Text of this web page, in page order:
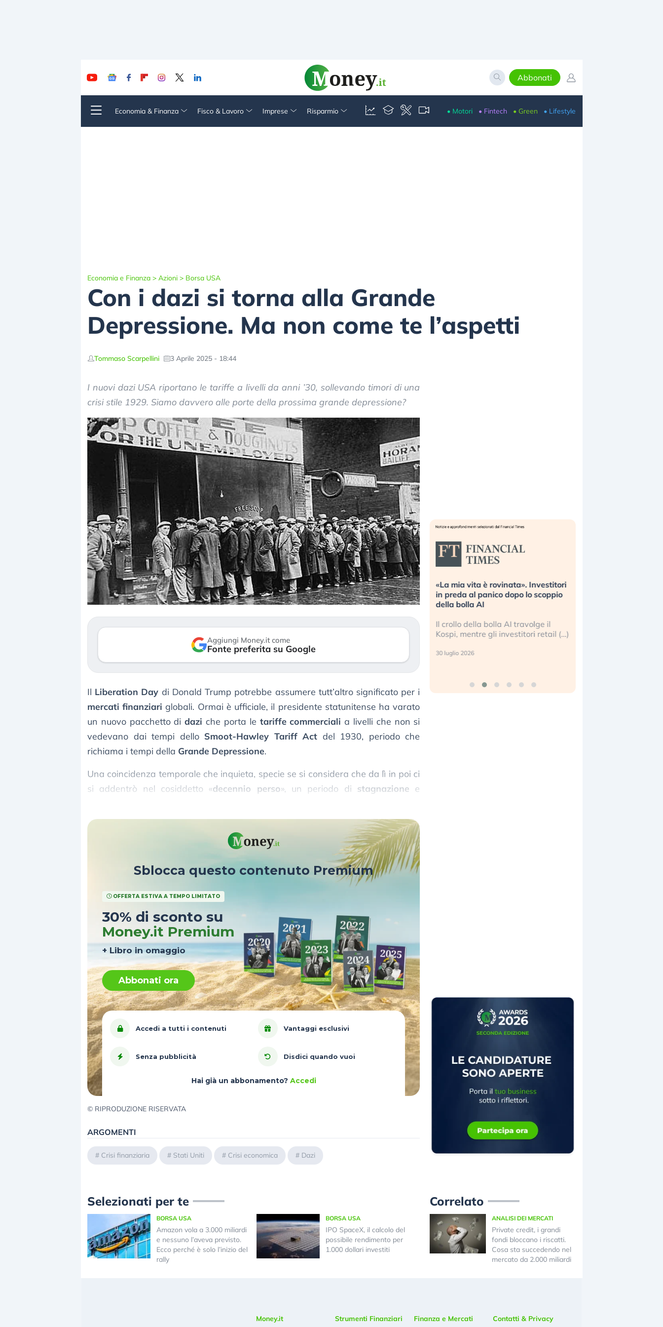
Abbonati
Economia & Finanza Fisco & Lavoro Imprese Risparmio • Motori • Fintech • Green • Lifestyle
Economia e Finanza > Azioni > Borsa USA
Con i dazi si torna alla Grande
Depressione. Ma non come te l’aspetti
Tommaso Scarpellini 3 Aprile 2025 - 18:44
I nuovi dazi USA riportano le tariffe a livelli da anni ’30, sollevando timori di una
crisi stile 1929. Siamo davvero alle porte della prossima grande depressione?
Aggiungi Money.it come
Fonte preferita su Google
Il Liberation Day di Donald Trump potrebbe assumere tutt’altro significato per i
mercati finanziari globali. Ormai è ufficiale, il presidente statunitense ha varato
un nuovo pacchetto didazi che porta le tariffe commerciali a livelli che non si
vedevano dai tempi dello Smoot-Hawley Tariff Act del 1930, periodo che
richiama i tempi della Grande Depressione.
Una coincidenza temporale che inquieta, specie se si considera che da lì in poi ci
si addentrò nel cosiddetto «decennio perso», un periodo di stagnazione e
Sblocca questo contenuto Premium
OFFERTA ESTIVA A TEMPO LIMITATO
30% di sconto su
Money.it Premium
+ Libro in omaggio
Abbonati ora
Accedi a tutti i contenuti Vantaggi esclusivi
Senza pubblicità Disdici quando vuoi
Hai già un abbonamento? Accedi
© RIPRODUZIONE RISERVATA
ARGOMENTI
# Crisi finanziaria # Stati Uniti # Crisi economica # Dazi
Dalle valutazioni estreme alla
correzione. Cosa sta guidando il
repricing degli asset?
verso le (…)
3 agosto 2026
«La mia vita è rovinata». Investitori
in preda al panico dopo lo scoppio
della bolla AI
Il crollo della bolla AI travolge il
Kospi, mentre gli investitori retail (…)
Quando la finanza pesa più
dell’economia reale. L’America sta
La ricchezza mondiale cresce, ma è
sempre più sganciata dall’economia
Selezionati per te
BORSA USA
Amazon vola a 3.000 miliardi
e nessuno l’aveva previsto.
Ecco perché è solo l’inizio del
rally
BORSA USA
IPO SpaceX, il calcolo del
possibile rendimento per
1.000 dollari investiti
Correlato
ANALISI DEI MERCATI
Private credit, i grandi
fondi bloccano i riscatti.
Cosa sta succedendo nel
mercato da 2.000 miliardi
Money.it Strumenti Finanziari Finanza e Mercati Contatti & Privacy